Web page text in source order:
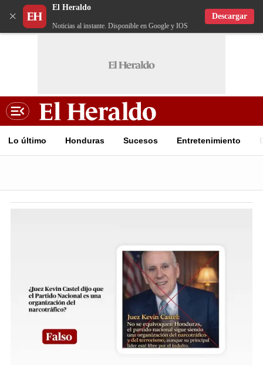
×
El Heraldo
Noticias al instante. Disponible en Google y IOS
Descargar
Lo último Honduras Sucesos Entretenimiento